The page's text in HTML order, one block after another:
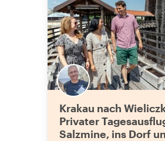
Krakau nach
Privater
Salzmine, ins Dorf